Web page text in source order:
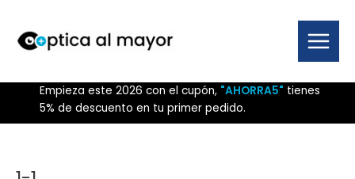
contenido
Main
Menu
Empieza este 2026 con el cupón, "AHORRA5" tienes
5% de descuento en tu primer pedido.